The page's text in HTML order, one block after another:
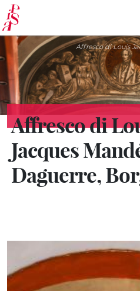
Salta
al
contenuto
principale
Affresco di Louis
Affresco di
Jacques
Daguerre,